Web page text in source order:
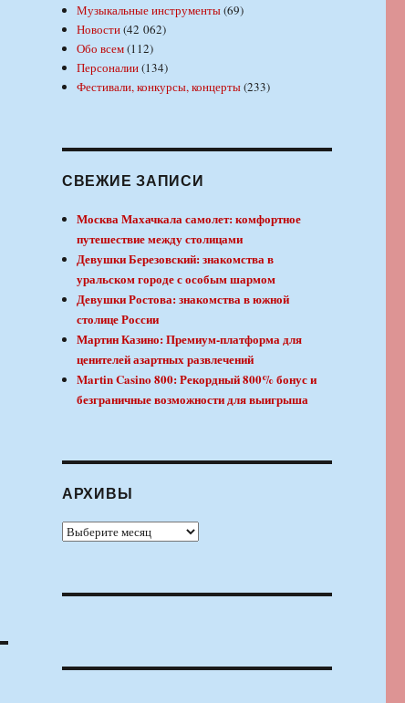
Музыкальные инструменты(69)
Новости(42 062)
Обо всем(112)
Персоналии(134)
Фестивали, конкурсы, концерты(233)
СВЕЖИЕ ЗАПИСИ
Москва Махачкала самолет: комфортное
путешествие между столицами
Девушки Березовский: знакомства в
уральском городе с особым шармом
Девушки Ростова: знакомства в южной
столице России
Мартин Казино: Премиум-платформа для
ценителей азартных развлечений
Martin Casino 800: Рекордный 800% бонус и
безграничные возможности для выигрыша
АРХИВЫ
Архивы